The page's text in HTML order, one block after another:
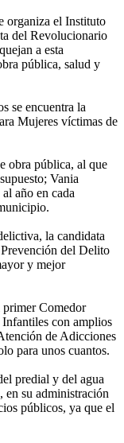
organiza el Instituto
del Revolucionario
a esta
pública, salud y
se encuentra la
Mujeres víctimas de
obra pública, al que
Vania
año en cada
la candidata
del Delito
y mejor
primer Comedor
con amplios
de Adicciones
para unos cuantos.
predial y del agua
en su administración
públicos, ya que el